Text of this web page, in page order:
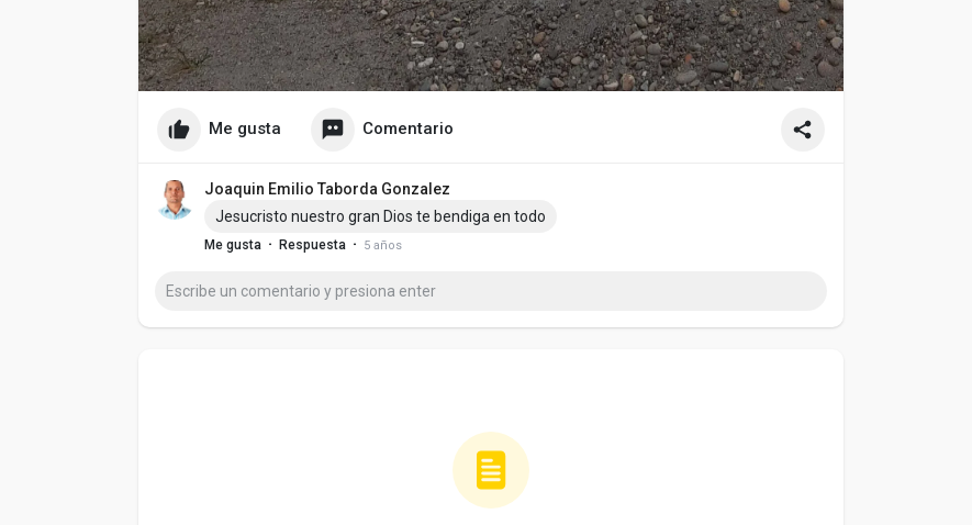
Me gusta Comentario
Joaquin Emilio Taborda Gonzalez
Jesucristo nuestro gran Dios te bendiga en todo
Me gusta · Respuesta · 5 años